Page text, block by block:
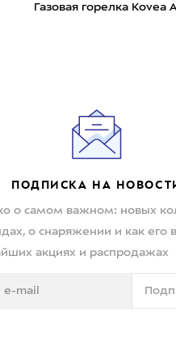
Газовая горелка Kovea
ПОДПИСКА НА
о самом важном: новых
о снаряжении и как его
акциях и распродажах